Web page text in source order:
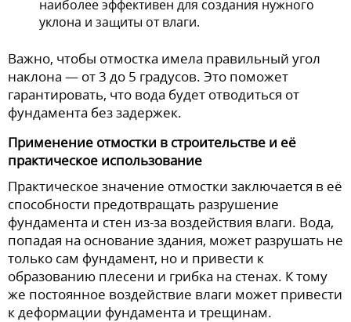
наиболее эффективен для создания нужного
уклона и защиты от влаги.
Важно, чтобы отмостка имела правильный угол
наклона — от 3 до 5 градусов. Это поможет
гарантировать, что вода будет отводиться от
фундамента без задержек.
Применение отмостки в строительстве и её
практическое использование
Практическое значение отмостки заключается в её
способности предотвращать разрушение
фундамента и стен из-за воздействия влаги. Вода,
попадая на основание здания, может разрушать не
только сам фундамент, но и привести к
образованию плесени и грибка на стенах. К тому
же постоянное воздействие влаги может привести
к деформации фундамента и трещинам.